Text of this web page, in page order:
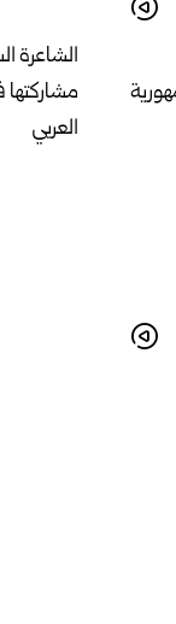
الشاعرة
العربي